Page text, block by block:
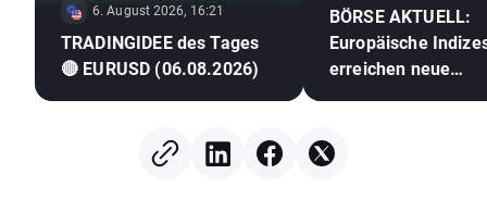
6. August 2026, 16:21
TRADINGIDEE des Tages
🔴 EURUSD (06.08.2026)
BÖRSE AKTUELL:
Europäische
erreichen neue